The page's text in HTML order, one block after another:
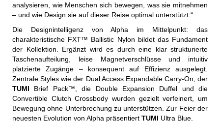
analysieren, wie Menschen sich bewegen, was sie mitnehmen
– und wie Design sie auf dieser Reise optimal unterstützt.“
Die Designintelligenz von Alpha im Mittelpunkt: das
charakteristische FXT™ Ballistic Nylon bildet das Fundament
der Kollektion. Ergänzt wird es durch eine klar strukturierte
Taschenaufteilung, leise Magnetverschlüsse und intuitiv
platzierte Zugänge – konsequent auf Effizienz ausgelegt.
Zentrale Styles wie der Dual Access Expandable Carry-On, der
TUMI Brief Pack™, die Double Expansion Duffel und die
Convertible Clutch Crossbody wurden gezielt verfeinert, um
Bewegung ohne Unterbrechung zu unterstützen. Zur Feier der
neuesten Evolution von Alpha präsentiert TUMI Ultra Blue.